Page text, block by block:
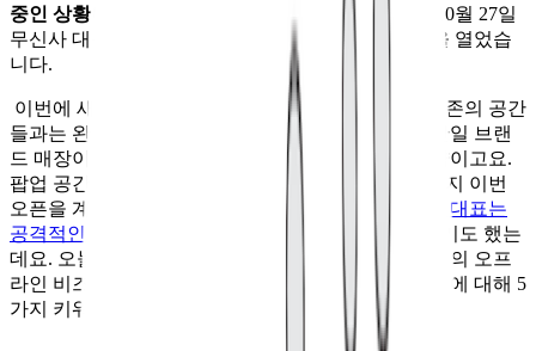
중인 상황이었던 건데요.
그리고 얼마 지나지 않아, 10월 27일
무신사 대구에 이어, 11월 17일에 무신사 홍대가 문을 열었습
니다.
이번에 새롭게 선보인 무신사 오프라인 스토어는 기존의 공간
들과는 완전히 다른 속성을 가지고 있습니다. 우선 단일 브랜
드 매장이 아닌, 무신사 온라인 스토어와 같은 편집샵이고요.
팝업 공간이 아니라 상설 판매 매장입니다. 그래서인지 이번
오픈을 계기로 열린 기자 간담회에서,
한문일 무신사 대표는
공격적인 오프라인 확장 목표를 가지고 있다 고 밝히기도 했는
데요. 오늘은 무신사 홍대를 중심으로, 이러한 무신사의 오프
라인 비즈니스 전략의 배경과 의미, 그리고 향후 전망에 대해 5
가지 키워드를 중심으로 이야기해 드리려 합니다.